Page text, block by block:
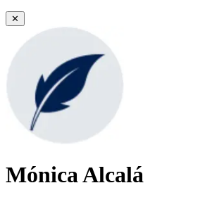
✕
Mónica Alcalá